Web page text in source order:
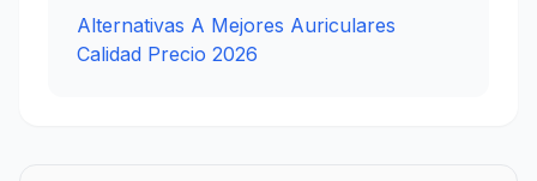
Alternativas A Mejores Auriculares
Calidad Precio 2026